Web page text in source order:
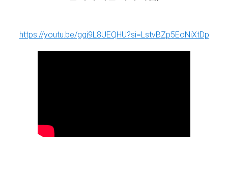
https://youtu.be/ggj9L8UEQHU?si=LstvBZp5EoNiXtDp